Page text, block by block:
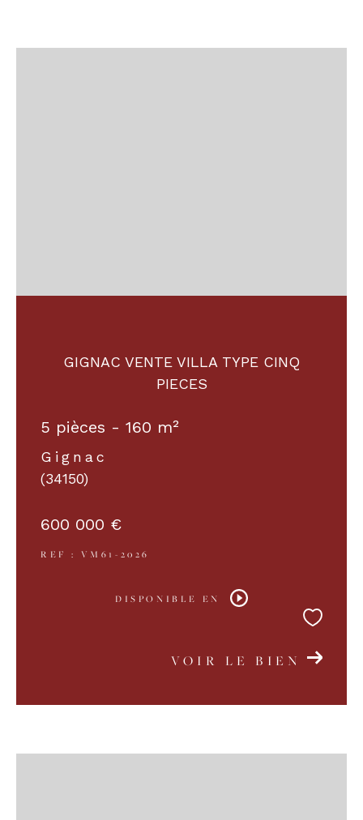
GIGNAC VENTE VILLA TYPE CINQ
PIECES
5 pièces - 160 m²
Gignac
(34150)
600 000 €
REF : VM61-2026
DISPONIBLE EN
VOIR LE BIEN